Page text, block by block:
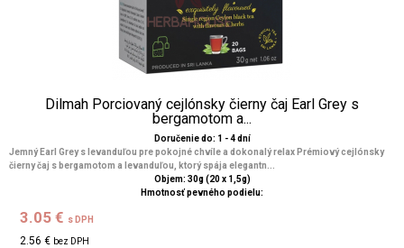
Dilmah Porciovaný cejlónsky čierny čaj Earl Grey s
bergamotom a...
Doručenie do: 1 - 4 dní
Jemný Earl Grey s levanduľou pre pokojné chvíle a dokonalý relax Prémiový cejlónsky
čierny čaj s bergamotom a levanduľou, ktorý spája elegantn...
Objem: 30g (20 x 1,5g)
Hmotnosť pevného podielu:
3.05 € s DPH
2.56 € bez DPH